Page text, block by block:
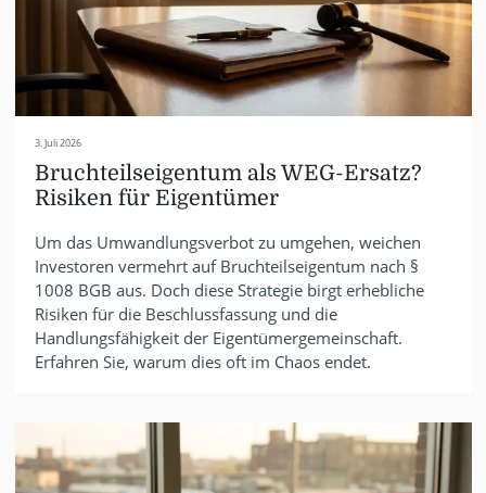
3. Juli 2026
Bruchteilseigentum als WEG-Ersatz?
Risiken für Eigentümer
Um das Umwandlungsverbot zu umgehen, weichen
Investoren vermehrt auf Bruchteilseigentum nach §
1008 BGB aus. Doch diese Strategie birgt erhebliche
Risiken für die Beschlussfassung und die
Handlungsfähigkeit der Eigentümergemeinschaft.
Erfahren Sie, warum dies oft im Chaos endet.